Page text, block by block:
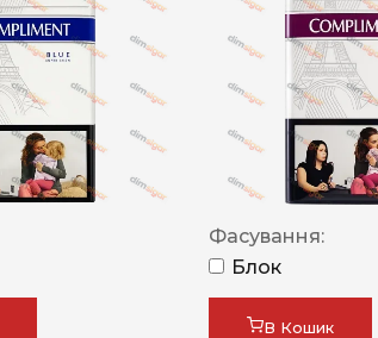
Фасування:
Блок
В Кошик